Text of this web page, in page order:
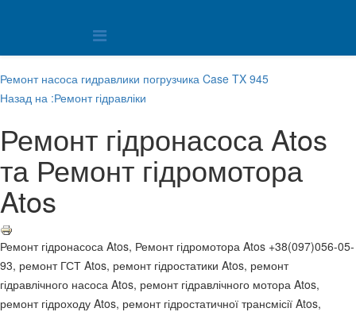
Ремонт насоса гидравлики погрузчика Case TX 945
Назад на :Ремонт гідравліки
Ремонт гідронасоса Atos
та Ремонт гідромотора
Atos
Ремонт гідронасоса Atos, Ремонт гідромотора Atos +38(097)056-05-
93, ремонт ГСТ Atos, ремонт гідростатики Atos, ремонт
гідравлічного насоса Atos, ремонт гідравлічного мотора Atos,
ремонт гідроходу Atos, ремонт гідростатичної трансмісії Atos,